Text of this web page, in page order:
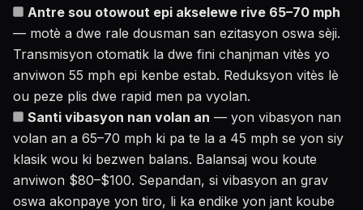
Antre sou otowout epi akselewe rive 65–70 mph
— motè a dwe rale dousman san ezitasyon oswa sèji.
Transmisyon otomatik la dwe fini chanjman vitès yo
anviwon 55 mph epi kenbe estab. Reduksyon vitès lè
ou peze plis dwe rapid men pa vyolan.
Santi vibasyon nan volan an — yon vibasyon nan
volan an a 65–70 mph ki pa te la a 45 mph se yon siy
klasik wou ki bezwen balans. Balansaj wou koute
anviwon $80–$100. Sepandan, si vibasyon an grav
oswa akonpaye yon tiro, li ka endike yon jant koube